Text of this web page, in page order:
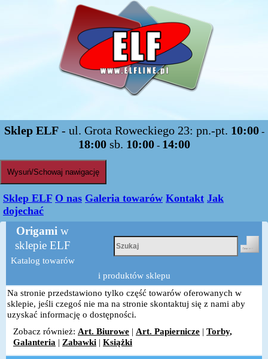
Sklep ELF- ul. Grota Roweckiego 23: pn.-pt. 10:00-
18:00sb. 10:00- 14:00
Wysuń/Schowaj nawigację
Sklep ELF O nas Galeria towarów Kontakt Jak
dojechać
Origami w
sklepie ELF
Katalog towarów
i produktów sklepu
Na stronie przedstawiono tylko część towarów oferowanych w
sklepie, jeśli czegoś nie ma na stronie skontaktuj się z nami aby
uzyskać informację o dostępności.
Zobacz również: Art. Biurowe | Art. Papiernicze | Torby,
Galanteria | Zabawki | Książki